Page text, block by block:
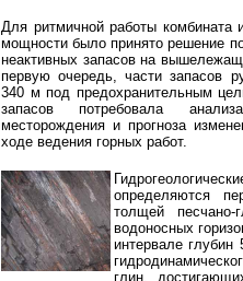
Для ритмичной работы комбината
мощности было принято решение
неактивных запасов на
первую очередь, части запасов
340 м под предохранительным
запасов потребовала
месторождения и прогноза
ходе ведения горных работ.
определяются
толщей
водоносных
интервале
глин,